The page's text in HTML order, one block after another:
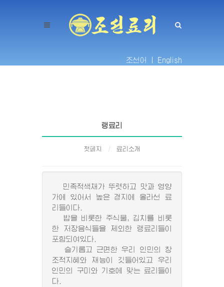
조선어 | English
랭료리
첫페지 료리소개
민족적색채가 뚜렷하고 맛과 영양
가에 있어서 높은 경지에 올라선 료
리들이다.
밥을 비롯한 주식물, 김치를 비롯
한 저장음식들을 제외한 랭료리들이
포함되여있다.
슬기롭고 근면한 우리 인민의 창
조적지혜와 재능이 깃들어있고 우리
인민의 구미와 기호에 맞는 료리들이
다.